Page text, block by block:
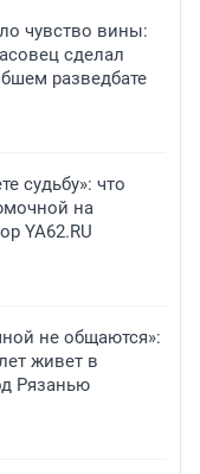
чувство вины:
сделал
разведбате
судьбу»: что
на
YA62.RU
не общаются»:
живет в
Рязанью